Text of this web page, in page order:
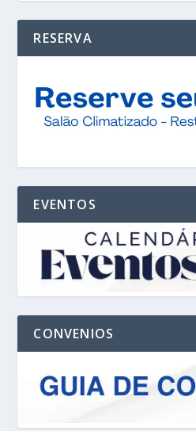
RESERVA
EVENTOS
CONVENIOS